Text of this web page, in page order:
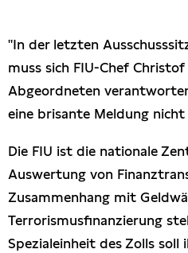
"In der letzten
muss sich FIU-Chef
Abgeordneten
eine brisante Meldung nicht
Die FIU ist die nationale
Auswertung von
Zusammenhang mit
Terrorismusfinanzierung
Spezialeinheit des Zolls soll